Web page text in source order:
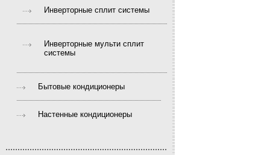
Инверторные сплит системы
Инверторные мульти сплит
системы
Бытовые кондиционеры
Настенные кондиционеры